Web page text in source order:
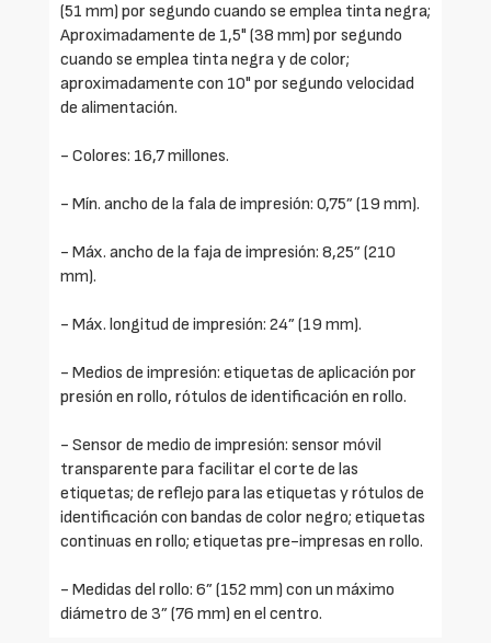
(51 mm) por segundo cuando se emplea tinta negra;
Aproximadamente de 1,5" (38 mm) por segundo
cuando se emplea tinta negra y de color;
aproximadamente con 10" por segundo velocidad
de alimentación.
- Colores: 16,7 millones.
- Mín. ancho de la fala de impresión: 0,75” (19 mm).
- Máx. ancho de la faja de impresión: 8,25” (210
mm).
- Máx. longitud de impresión: 24” (19 mm).
- Medios de impresión: etiquetas de aplicación por
presión en rollo, rótulos de identificación en rollo.
- Sensor de medio de impresión: sensor móvil
transparente para facilitar el corte de las
etiquetas; de reflejo para las etiquetas y rótulos de
identificación con bandas de color negro; etiquetas
continuas en rollo; etiquetas pre-impresas en rollo.
- Medidas del rollo: 6” (152 mm) con un máximo
diámetro de 3” (76 mm) en el centro.